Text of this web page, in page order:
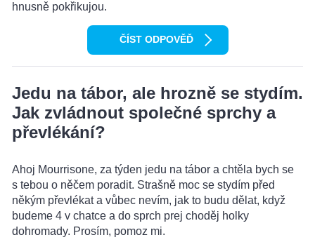
hnusně pokřikujou.
ČÍST ODPOVĚĎ
Jedu na tábor, ale hrozně se stydím.
Jak zvládnout společné sprchy a
převlékání?
Ahoj Mourrisone, za týden jedu na tábor a chtěla bych se
s tebou o něčem poradit. Strašně moc se stydím před
někým převlékat a vůbec nevím, jak to budu dělat, když
budeme 4 v chatce a do sprch prej choděj holky
dohromady. Prosím, pomoz mi.